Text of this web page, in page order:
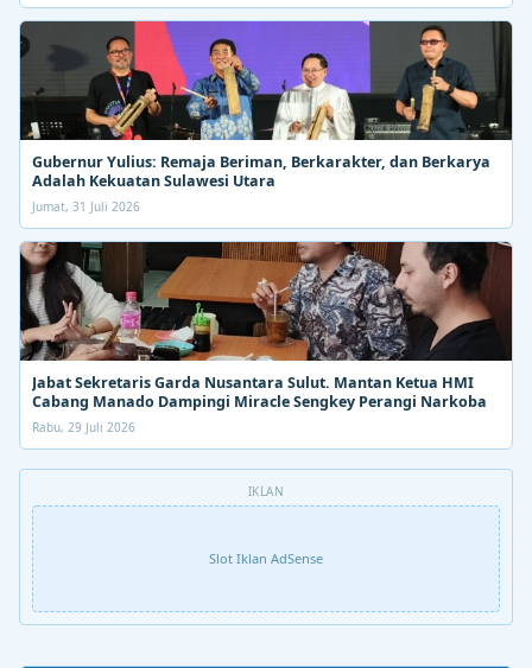
Gubernur Yulius: Remaja Beriman, Berkarakter, dan Berkarya
Adalah Kekuatan Sulawesi Utara
Jumat, 31 Juli 2026
Jabat Sekretaris Garda Nusantara Sulut. Mantan Ketua HMI
Cabang Manado Dampingi Miracle Sengkey Perangi Narkoba
Rabu, 29 Juli 2026
IKLAN
Slot Iklan AdSense